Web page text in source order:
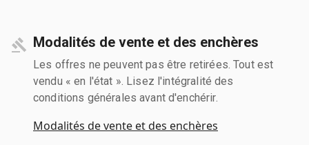
Modalités de vente et des enchères
Les offres ne peuvent pas être retirées. Tout est
vendu « en l'état ». Lisez l'intégralité des
conditions générales avant d'enchérir.
Modalités de vente et des enchères